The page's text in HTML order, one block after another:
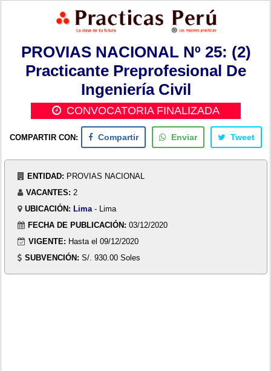
PROVIAS NACIONAL Nº 25: (2)
Practicante Preprofesional De
Ingeniería Civil
CONVOCATORIA FINALIZADA
COMPARTIR CON: Compartir Enviar Tweet
ENTIDAD: PROVIAS NACIONAL
VACANTES: 2
UBICACIÓN: Lima - Lima
FECHA DE PUBLICACIÓN: 03/12/2020
VIGENTE: Hasta el 09/12/2020
SUBVENCIÓN: S/. 930.00 Soles